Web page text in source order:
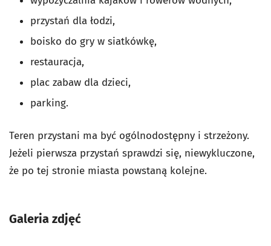
przystań dla łodzi,
boisko do gry w siatkówkę,
restauracja,
plac zabaw dla dzieci,
parking.
Teren przystani ma być ogólnodostępny i strzeżony.
Jeżeli pierwsza przystań sprawdzi się, niewykluczone,
że po tej stronie miasta powstaną kolejne.
Galeria zdjęć